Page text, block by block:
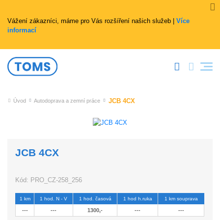
Vážení zákazníci, máme pro Vás rozšíření našich služeb | Více
informací
Úvod Autodoprava a zemní práce JCB 4CX
JCB 4CX
Kód: PRO_CZ-258_256
1 km 1 hod. N - V 1 hod. časová 1 hod h.ruka 1 km souprava
--- --- 1300,- --- ---